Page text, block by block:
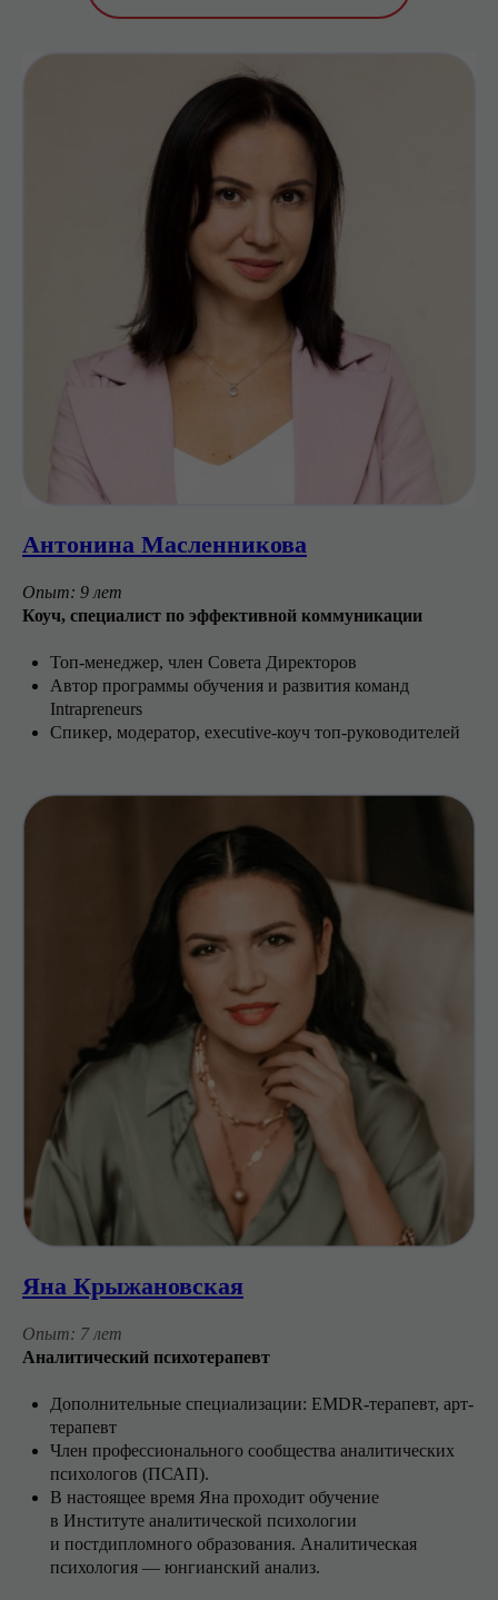
Антонина Масленникова
Опыт: 9 лет
Коуч, специалист по эффективной коммуникации
Топ-менеджер, член Совета Директоров
Автор программы обучения и развития команд
Intrapreneurs
Спикер, модератор, executive-коуч топ-руководителей
Яна Крыжановская
Опыт: 7 лет
Аналитический психотерапевт
Дополнительные специализации: EMDR-терапевт, арт-
терапевт
Член профессионального сообщества аналитических
психологов (ПСАП).
В настоящее время Яна проходит обучение
в Институте аналитической психологии
и постдипломного образования. Аналитическая
психология — юнгианский анализ.